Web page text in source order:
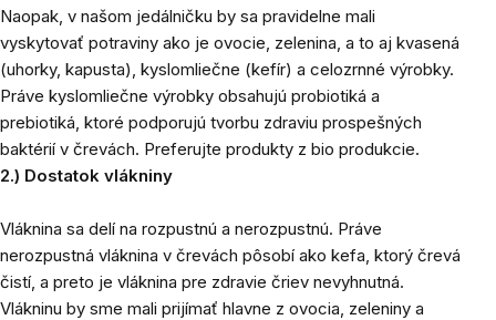
Naopak, v našom jedálničku by sa pravidelne mali
vyskytovať potraviny ako je ovocie, zelenina, a to aj kvasená
(uhorky, kapusta), kyslomliečne (kefír) a celozrnné výrobky.
Práve kyslomliečne výrobky obsahujú probiotiká a
prebiotiká, ktoré podporujú tvorbu zdraviu prospešných
baktérií v črevách. Preferujte produkty z bio produkcie.
2.) Dostatok vlákniny
Vláknina sa delí na rozpustnú a nerozpustnú. Práve
nerozpustná vláknina v črevách pôsobí ako kefa, ktorý črevá
čistí, a preto je vláknina pre zdravie čriev nevyhnutná.
Vlákninu by sme mali prijímať hlavne z ovocia, zeleniny a